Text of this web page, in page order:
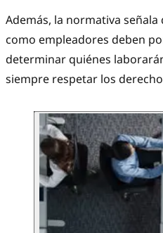
Además, la normativa
como empleadores deben
determinar quiénes
siempre respetar los